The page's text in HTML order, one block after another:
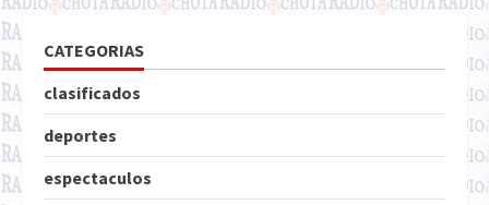
CATEGORIAS
clasificados
deportes
espectaculos